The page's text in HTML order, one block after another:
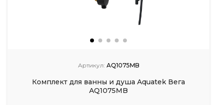
Артикул: AQ1075MB
Комплект для ванны и душа Aquatek Вега
AQ1075MB